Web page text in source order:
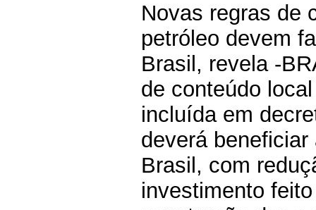
Novas regras de
petróleo devem
Brasil, revela -
de conteúdo
incluída em
deverá
Brasil, com
investimento